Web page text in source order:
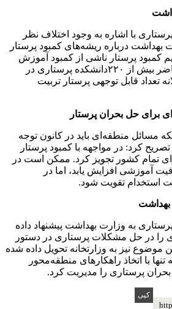
با اشاره به وجود اختلاف نظر
بهداشت درباره ریشه‌های کمبود پرستار
کمبود پرستار ناشی از کمبود آموزش
نیست؛ چرا که در حال حاضر بیش از ۲۲۰دانشکده پرستاری در
تعداد قابل توجهی پرستار تربیت
برای حل بحران پرستار
مسائل منطقه‌ای باید در کانون توجه
کرد: در مواجهه با کمبود پرستار
تمام کشور تجویز کرد. ممکن است در
آموزشی افزایش یابد، اما در
استخدام تقویت شود.
بهداشت
به وزارت بهداشت پیشنهاد داده
را در حل مشکلات پرستاری در دستور
موضوع نیز به وزارتخانه تحویل داده شده
با اتخاذ راهکارهای منطقه‌محور
پرستاری را مدیریت کرد.